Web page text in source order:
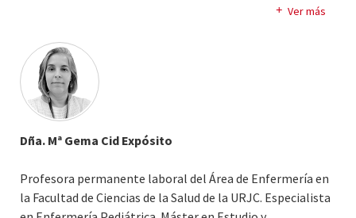
Máster en Metodología de Investigación en Ciencias de la
en Ginecología y Obstetricia (Matrona). Trabaja
actualmente como matrona asistencial en el Hospital
Universitario de Fuenlabrada.
Ver más
Dña. Mª Gema Cid Expósito
Profesora permanente laboral del Área de Enfermería en
la Facultad de Ciencias de la Salud de la URJC. Especialista